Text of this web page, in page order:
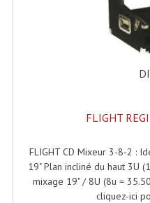
Pieds
Compresseurs ,
FLIGHT
FLIGHT CD Mixeur 3-8-2 :
19" Plan incliné du haut 3U
mixage 19" / 8U (8u =
cliquez-ici